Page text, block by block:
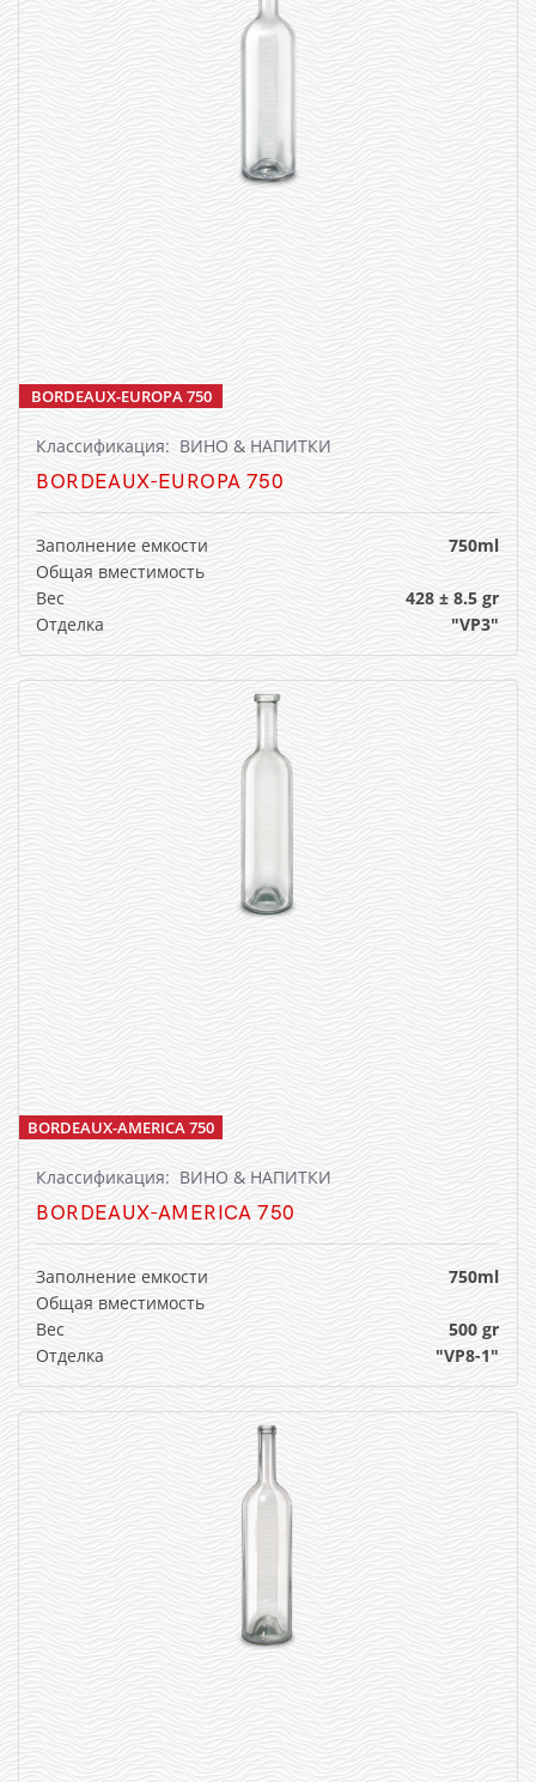
BORDEAUX-EUROPA 750
Классификация: ВИНО & НАПИТКИ
BORDEAUX-EUROPA 750
Заполнение емкости
750ml
Общая вместимость
Вес
428 ± 8.5 gr
Отделка
"VP3"
BORDEAUX-AMERICA 750
Классификация: ВИНО & НАПИТКИ
BORDEAUX-AMERICA 750
Заполнение емкости
750ml
Общая вместимость
Вес
500 gr
Отделка
"VP8-1"